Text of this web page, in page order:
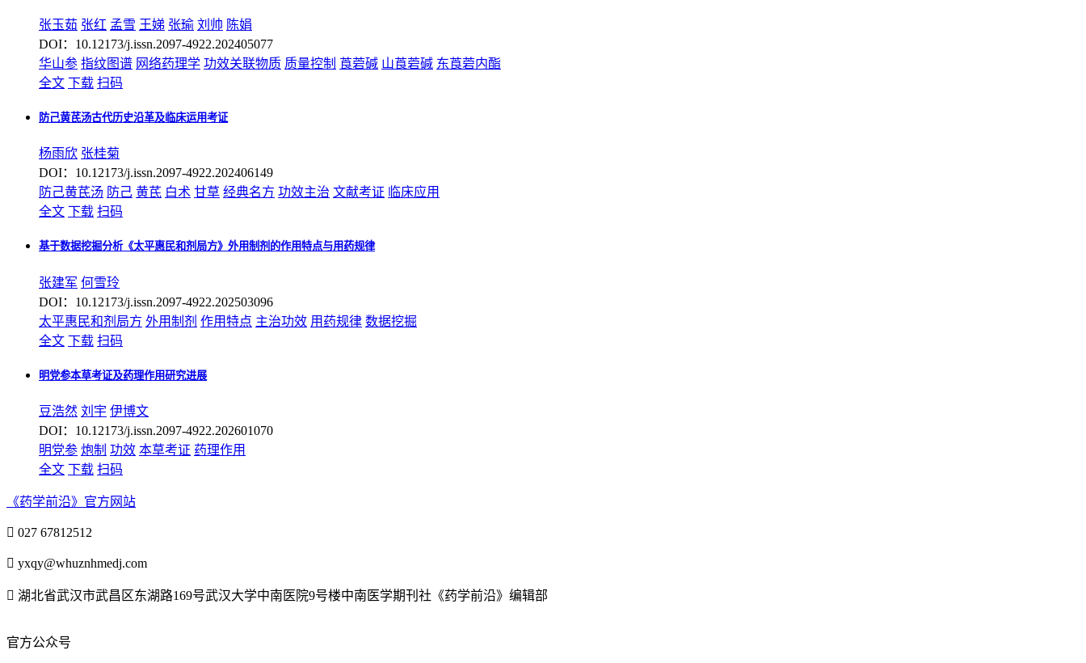
张玉茹 张红 孟雪 王娣 张瑜 刘帅 陈娟
DOI：10.12173/j.issn.2097-4922.202405077
华山参 指纹图谱 网络药理学 功效关联物质 质量控制 莨菪碱 山莨菪碱 东莨菪内酯
全文 下载 扫码
防己黄芪汤古代历史沿革及临床运用考证
杨雨欣 张桂菊
DOI：10.12173/j.issn.2097-4922.202406149
防己黄芪汤 防己 黄芪 白术 甘草 经典名方 功效主治 文献考证 临床应用
全文 下载 扫码
基于数据挖掘分析《太平惠民和剂局方》外用制剂的作用特点与用药规律
张建军 何雪玲
DOI：10.12173/j.issn.2097-4922.202503096
太平惠民和剂局方 外用制剂 作用特点 主治功效 用药规律 数据挖掘
全文 下载 扫码
明党参本草考证及药理作用研究进展
豆浩然 刘宇 伊博文
DOI：10.12173/j.issn.2097-4922.202601070
明党参 炮制 功效 本草考证 药理作用
全文 下载 扫码
《药学前沿》官方网站
 027 67812512
 yxqy@whuznhmedj.com
 湖北省武汉市武昌区东湖路169号武汉大学中南医院9号楼中南医学期刊社《药学前沿》编辑部
官方公众号